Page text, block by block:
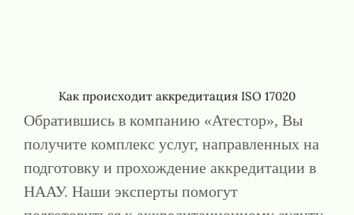
Как происходит аккредитация ISO 17020
Обратившись в компанию «Атестор», Вы
получите комплекс услуг, направленных на
подготовку и прохождение аккредитации в
НААУ. Наши эксперты помогут